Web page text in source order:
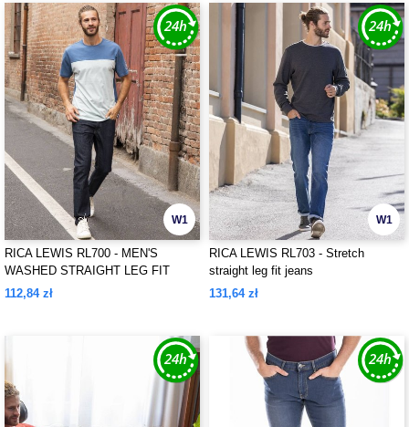
W1
RICA LEWIS RL700 - MEN'S
WASHED STRAIGHT LEG FIT
JEANS
112,84 zł
W1
RICA LEWIS RL703 - Stretch
straight leg fit jeans
131,64 zł